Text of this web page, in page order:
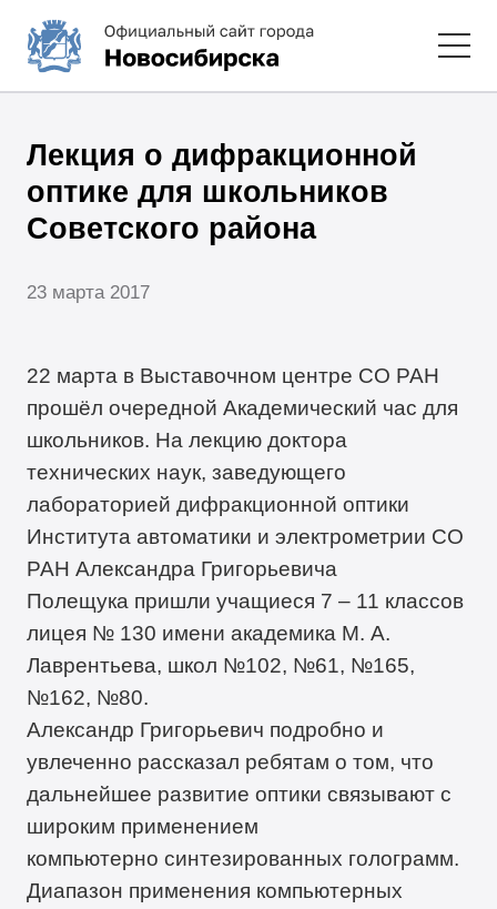
Лекция о дифракционной
оптике для школьников
Советского района
23 марта 2017
22 марта в Выставочном центре СО РАН
прошёл очередной Академический час для
школьников. На лекцию доктора
технических наук, заведующего
лабораторией дифракционной оптики
Института автоматики и электрометрии СО
РАН Александра Григорьевича
Полещука пришли учащиеся 7 – 11 классов
лицея № 130 имени академика М. А.
Лаврентьева, школ №102, №61, №165,
№162, №80.
Александр Григорьевич подробно и
увлеченно рассказал ребятам о том, что
дальнейшее развитие оптики связывают с
широким применением
компьютерно синтезированных голограмм.
Диапазон применения компьютерных